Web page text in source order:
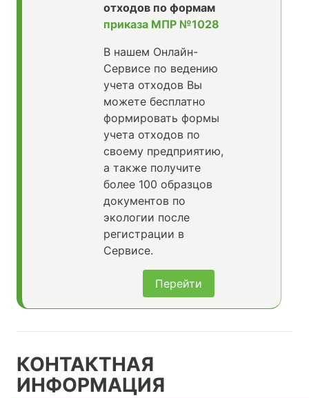
отходов по формам
приказа МПР №1028
В нашем Онлайн-
Сервисе по ведению
учета отходов Вы
можете бесплатно
формировать формы
учета отходов по
своему предприятию,
а также получите
более 100 образцов
документов по
экологии после
регистрации в
Сервисе.
Перейти
КОНТАКТНАЯ
ИНФОРМАЦИЯ